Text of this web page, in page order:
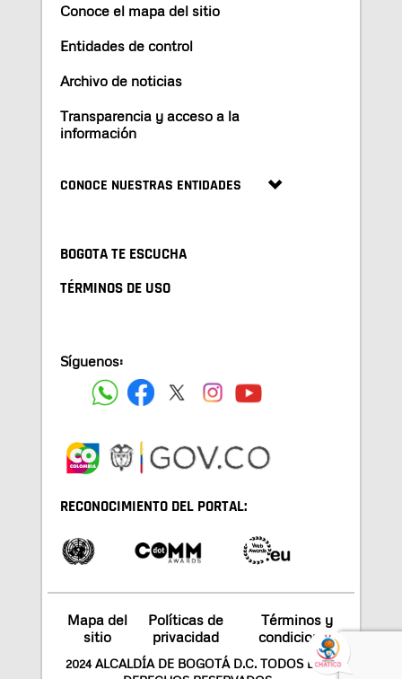
Conoce el mapa del sitio
Entidades de control
Archivo de noticias
Transparencia y acceso a la
información
CONOCE NUESTRAS ENTIDADES
BOGOTA TE ESCUCHA
TÉRMINOS DE USO
Síguenos:
RECONOCIMIENTO DEL PORTAL:
Mapa del
sitio
Políticas de
privacidad
Términos y
condiciones
2024 ALCALDÍA DE BOGOTÁ D.C. TODOS LOS